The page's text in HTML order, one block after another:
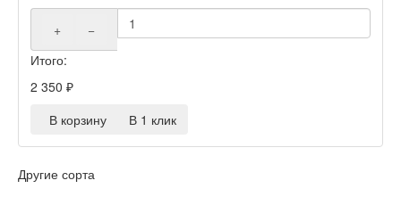
+
−
Итого:
2 350 ₽
В корзину
В 1 клик
Другие сорта